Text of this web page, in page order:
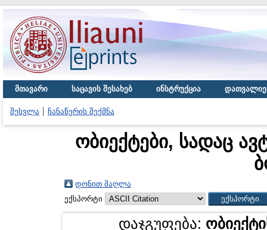
მთავარი საცავის შესახებ ინსტრუქცია
შესვლა ჩანაწერის შექმნა
ობიექტები, სადაც
დონით მაღლა
ექსპორტი
დაჯგუფება: